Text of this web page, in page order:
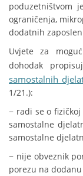
poduzetništvom
ograničenja,
dodatnih
Uvjete za
dohodak
samostalnih
1/21.):
− radi se o
samostalne
samostalne
− nije obveznik
porezu na